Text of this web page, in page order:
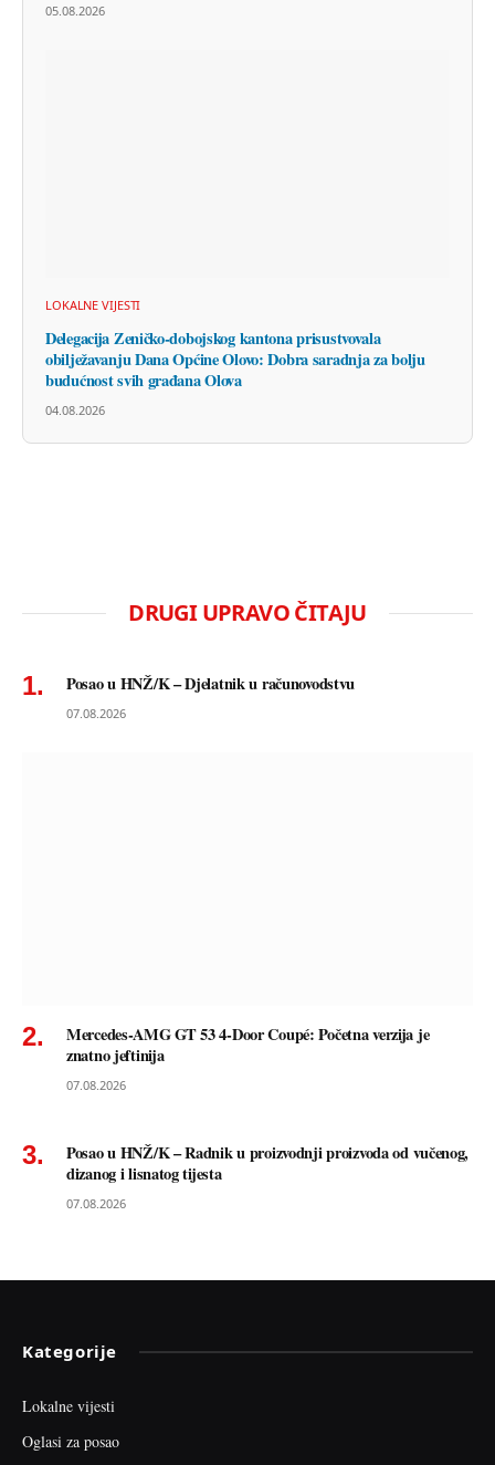
05.08.2026
LOKALNE VIJESTI
Delegacija Zeničko-dobojskog kantona prisustvovala
obilježavanju Dana Općine Olovo: Dobra saradnja za bolju
budućnost svih građana Olova
04.08.2026
DRUGI UPRAVO ČITAJU
Posao u HNŽ/K – Djelatnik u računovodstvu
07.08.2026
Mercedes-AMG GT 53 4-Door Coupé: Početna verzija je
znatno jeftinija
07.08.2026
Posao u HNŽ/K – Radnik u proizvodnji proizvoda od vučenog,
dizanog i lisnatog tijesta
07.08.2026
Kategorije
Lokalne vijesti
Oglasi za posao